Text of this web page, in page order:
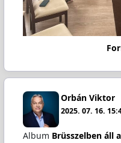
Orbán Viktor
2025. 07. 16.
Album Brüsszelben áll